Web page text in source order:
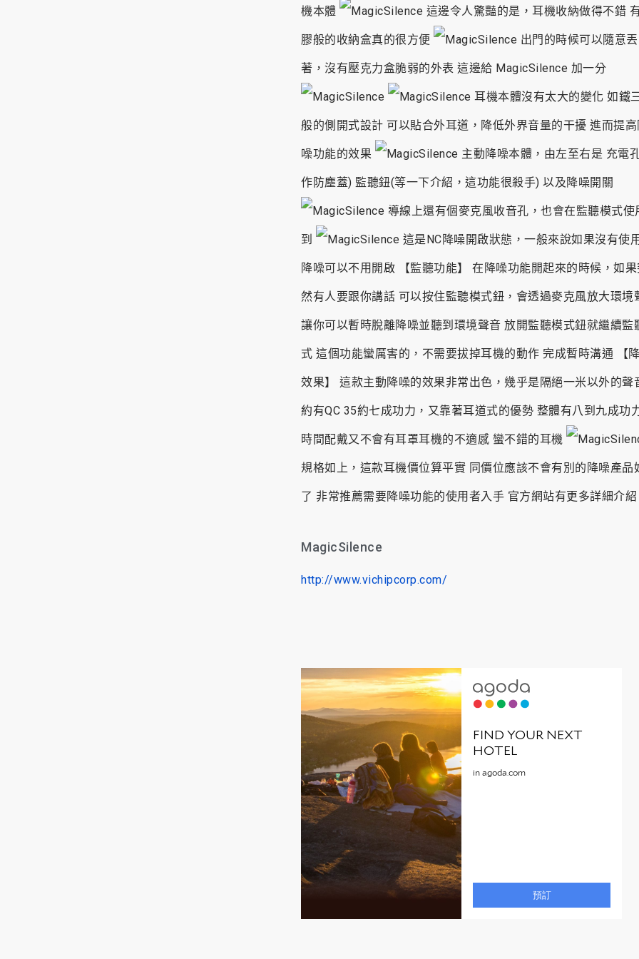
機本體 這邊令人驚豔的是，耳機收納做得不錯
膠般的收納盒真的很方便 出門的時候可以隨意丟
著，沒有壓克力盒脆弱的外表 這邊給 MagicSilence 加一分
耳機本體沒有太大的變化 如鐵
般的側開式設計 可以貼合外耳道，降低外界音量的干擾 進而提高
噪功能的效果 主動降噪本體，由左至右是 充電
作防塵蓋) 監聽鈕(等一下介紹，這功能很殺手) 以及降噪開關
導線上還有個麥克風收音孔，也會在監聽模式使
到 這是NC降噪開啟狀態，一般來說如果沒有使
降噪可以不用開啟 【監聽功能】 在降噪功能開起來的時候，如果
然有人要跟你講話 可以按住監聽模式鈕，會透過麥克風放大環境
讓你可以暫時脫離降噪並聽到環境聲音 放開監聽模式鈕就繼續監
式 這個功能蠻厲害的，不需要拔掉耳機的動作 完成暫時溝通 【
效果】 這款主動降噪的效果非常出色，幾乎是隔絕一米以外的聲
約有QC 35約七成功力，又靠著耳道式的優勢 整體有八到九成功
時間配戴又不會有耳罩耳機的不適感 蠻不錯的耳機
規格如上，這款耳機價位算平實 同價位應該不會有別的降噪產品
了 非常推薦需要降噪功能的使用者入手 官方網站有更多詳細介紹
MagicSilence
http://www.vichipcorp.com/